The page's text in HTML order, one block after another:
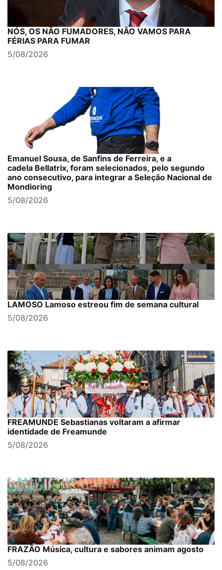
NÓS, OS NÃO FUMADORES, NÃO VAMOS PARA
FÉRIAS PARA FUMAR
5/08/2026
Emanuel Sousa, de Sanfins de Ferreira, e a
cadela Bellatrix, foram selecionados, pelo segundo
ano consecutivo, para integrar a Seleção Nacional de
Mondioring
5/08/2026
LAMOSO Lamoso estreou fim de semana cultural
5/08/2026
FREAMUNDE Sebastianas voltaram a afirmar
identidade de Freamunde
5/08/2026
FRAZÃO Música, cultura e sabores animam agosto
5/08/2026